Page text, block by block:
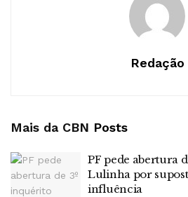
Redação
Mais da CBN Posts
PF pede abertura
Lulinha por
influência